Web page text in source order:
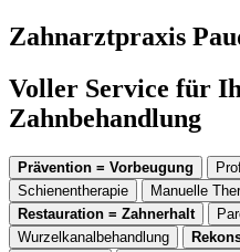
Zahnarztpraxis
Voller Service für
Zahnbehandlung
Prävention = Vorbeugung
Schienentherapie
Manuelle
Restauration = Zahnerhalt
Wurzelkanalbehandlung